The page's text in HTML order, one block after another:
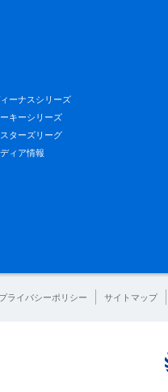
ーナスシリーズ
キーシリーズ
ターズリーグ
ディア情報
プライバシーポリシー サイトマップ